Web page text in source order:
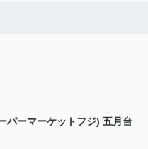
パーマーケットフジ) 五月台